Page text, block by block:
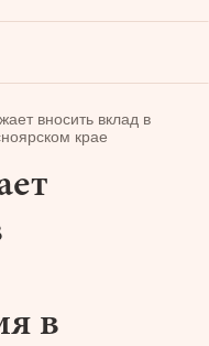
вносить вклад в
крае
в